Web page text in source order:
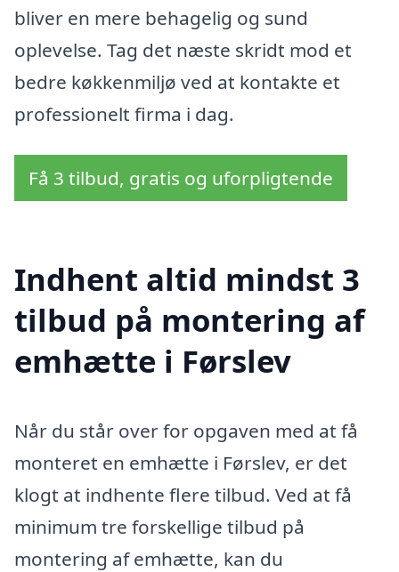
bliver en mere behagelig og sund
oplevelse. Tag det næste skridt mod et
bedre køkkenmiljø ved at kontakte et
professionelt firma i dag.
Få 3 tilbud, gratis og uforpligtende
Indhent altid mindst 3
tilbud på montering af
emhætte i Førslev
Når du står over for opgaven med at få
monteret en emhætte i Førslev, er det
klogt at indhente flere tilbud. Ved at få
minimum tre forskellige tilbud på
montering af emhætte, kan du